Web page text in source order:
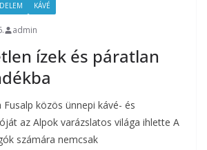
KÁVÉ
admin
ízek és páratlan
közös ünnepi kávé- és
az Alpok varázslatos világa ihlette A
számára nemcsak